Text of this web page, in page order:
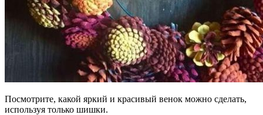
Посмотрите, какой яркий и красивый венок можно сделать,
используя только шишки.